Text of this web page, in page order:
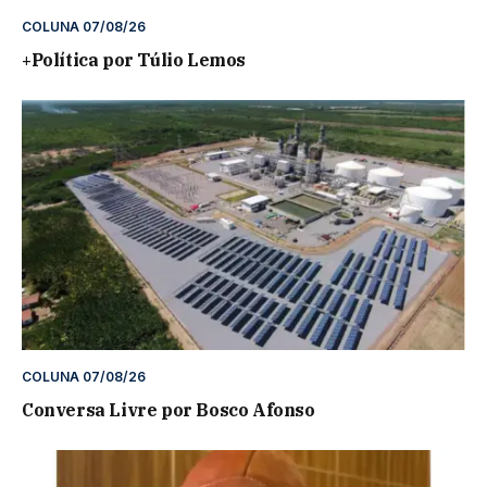
COLUNA 07/08/26
+Política por Túlio Lemos
COLUNA 07/08/26
Conversa Livre por Bosco Afonso